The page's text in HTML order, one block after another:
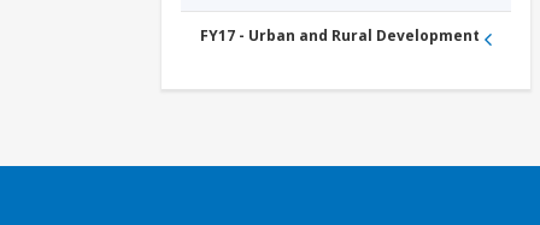
FY17 - Urban and Rural Development